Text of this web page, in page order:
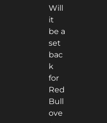
Will
it
be a
set
bac
k
for
Red
Bull
ove